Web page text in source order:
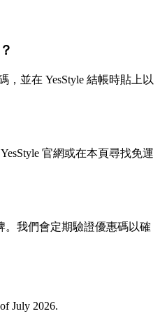
並在 YesStyle 結帳時貼上以
官網或在本頁尋找免運
。我們會定期驗證優惠碼以確
July 2026.